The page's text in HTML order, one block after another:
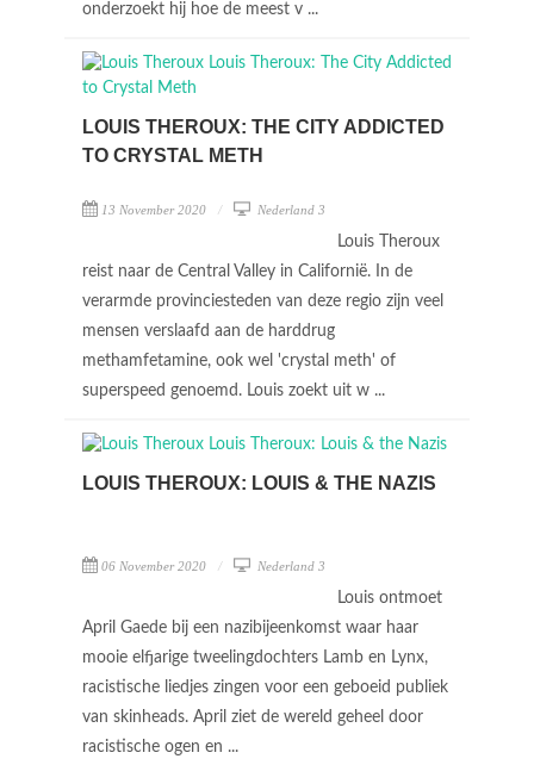
onderzoekt hij hoe de meest v ...
LOUIS THEROUX: THE CITY ADDICTED
TO CRYSTAL METH
13 November 2020 Nederland 3
Louis Theroux
reist naar de Central Valley in Californië. In de
verarmde provinciesteden van deze regio zijn veel
mensen verslaafd aan de harddrug
methamfetamine, ook wel 'crystal meth' of
superspeed genoemd. Louis zoekt uit w ...
LOUIS THEROUX: LOUIS & THE NAZIS
06 November 2020 Nederland 3
Louis ontmoet
April Gaede bij een nazibijeenkomst waar haar
mooie elfjarige tweelingdochters Lamb en Lynx,
racistische liedjes zingen voor een geboeid publiek
van skinheads. April ziet de wereld geheel door
racistische ogen en ...